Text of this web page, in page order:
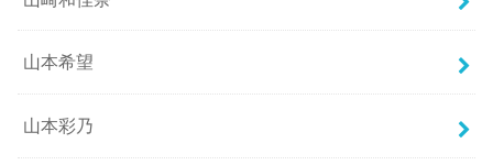
山本希望
山本彩乃